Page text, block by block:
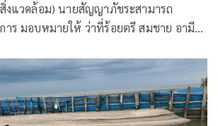
งแวดล้อม) นายสัญญาภัชระสามารถ
ร มอบหมายให้ ว่าที่ร้อยตรี สมชาย อามีน
องสภาทนายความ